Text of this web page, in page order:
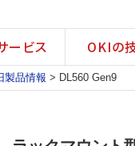
ービス OKIの
製品情報 > DL560 Gen9